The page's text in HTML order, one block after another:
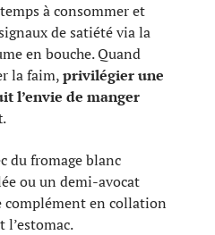
à consommer et
de satiété via la
en bouche. Quand
la faim,privilégier une
l’envie de manger
.
du fromage blanc
ou un demi-avocat
en collation
l’estomac.